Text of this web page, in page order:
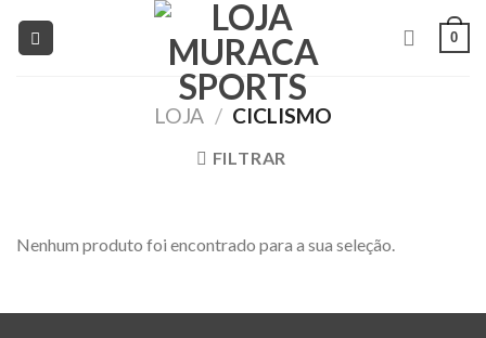
0
LOJA / CICLISMO
FILTRAR
Nenhum produto foi encontrado para a sua seleção.